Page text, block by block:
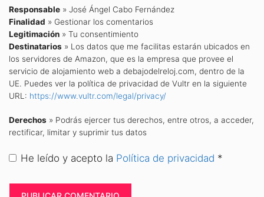
Responsable » José Ángel Cabo Fernández
Finalidad » Gestionar los comentarios
Legitimación » Tu consentimiento
Destinatarios » Los datos que me facilitas estarán ubicados en
los servidores de Amazon, que es la empresa que provee el
servicio de alojamiento web a debajodelreloj.com, dentro de la
UE. Puedes ver la política de privacidad de Vultr en la siguiente
URL: https://www.vultr.com/legal/privacy/
Derechos » Podrás ejercer tus derechos, entre otros, a acceder,
rectificar, limitar y suprimir tus datos
He leído y acepto la Política de privacidad *